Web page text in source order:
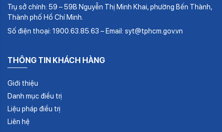
Trụ sở chính: 59 – 59B Nguyễn Thị Minh Khai, phường Bến Thành,
Thành phố Hồ Chí Minh.
Số điện thoại: 1900.63.85.63 – Email: syt@tphcm.gov.vn
THÔNG TIN KHÁCH HÀNG
Giới thiệu
Danh mục điều trị
Liệu pháp điều trị
Liên hệ